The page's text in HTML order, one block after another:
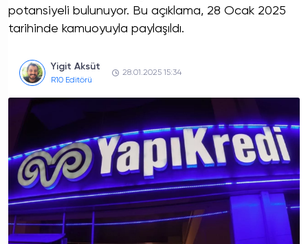
potansiyeli bulunuyor. Bu açıklama, 28 Ocak 2025
tarihinde kamuoyuyla paylaşıldı.
Yigit Aksüt
R10 Editörü
28.01.2025 15:34